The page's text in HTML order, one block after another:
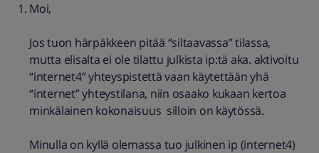
Moi,
Jos tuon härpäkkeen pitää “siltaavassa” tilassa,
mutta elisalta ei ole tilattu julkista ip:tä aka. aktivoitu
“internet4” yhteyspistettä vaan käytettään yhä
“internet” yhteystilana, niin osaako kukaan kertoa
minkälainen kokonaisuus silloin on käytössä.
Minulla on kyllä olemassa tuo julkinen ip (internet4)